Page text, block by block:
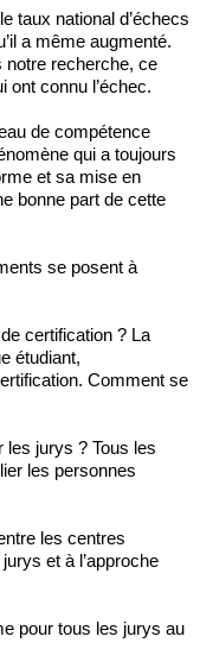
taux national d’échecs
a même augmenté.
notre recherche, ce
ont connu l’échec.
de compétence
qui a toujours
et sa mise en
bonne part de cette
se posent à
certification ? La
étudiant,
Comment se
les jurys ? Tous les
les personnes
les centres
et à l’approche
pour tous les jurys au